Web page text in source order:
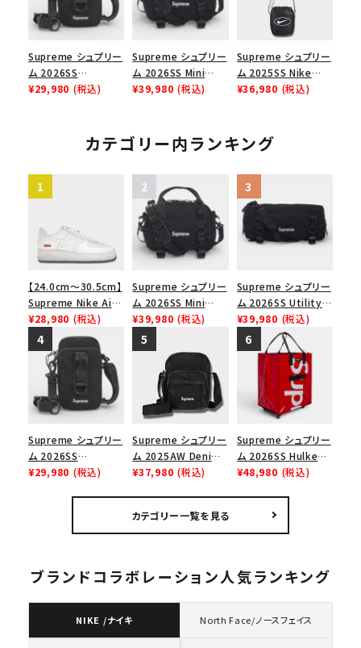
Supreme シュプリー
ム 2026SS
Shoulder Bag ショ
¥29,980 (税込)
Supreme シュプリー
ム 2026SS Mini
Duffle Bag ミニダッ
¥39,980 (税込)
Supreme シュプリー
ム 2025SS Nike
Leather Shoulder
ク 黒
¥36,980 (税込)
カテゴリー内ランキング
【24.0cm～30.5cm】
Supreme Nike Air
Force 1 Low シュプ
リーム ナイキエアフォ
ース１スニーカー シ
ューズ ホワイト
¥28,980 (税込)
Supreme シュプリー
ム 2026SS Mini
Duffle Bag ミニダッ
フルバッグ ブラック
¥39,980 (税込)
Supreme シュプリー
ム 2026SS Utility
Bag ユーティリティ
バッグ ブラック
¥39,980 (税込)
Supreme シュプリー
ム 2026SS
Shoulder Bag ショ
¥29,980 (税込)
Supreme シュプリー
ム 2025AW Denim
Shoulder Bag デニ
¥37,980 (税込)
Supreme シュプリー
ム 2026SS Hulken
Rolling Tote
¥48,980 (税込)
カテゴリー一覧を見る
ブランドコラボレーション人気ランキング
NIKE /ナイキ North Face/ノースフェイス